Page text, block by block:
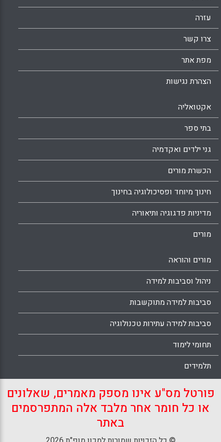
עזרה
צרו קשר
מפת אתר
הצהרת נגישות
אקטואליה
בתי ספר
גני ילדים ואקדמיה
הכשרת מורים
חינוך מיוחד ופסיכולוגיה בחינוך
מדיניות פדגוגיה ותיאוריה
מורים
מורים והוראה
ניהול וסביבות למידה
סביבות למידה מתוקשבות
סביבות למידה עתירות טכנולוגיה
תחומי לימוד
תלמידים
פורטל מס"ע אינו מספק מאמרים, שאלונים
או כל חומר אחר מלבד אלה המתפרסמים
באתר